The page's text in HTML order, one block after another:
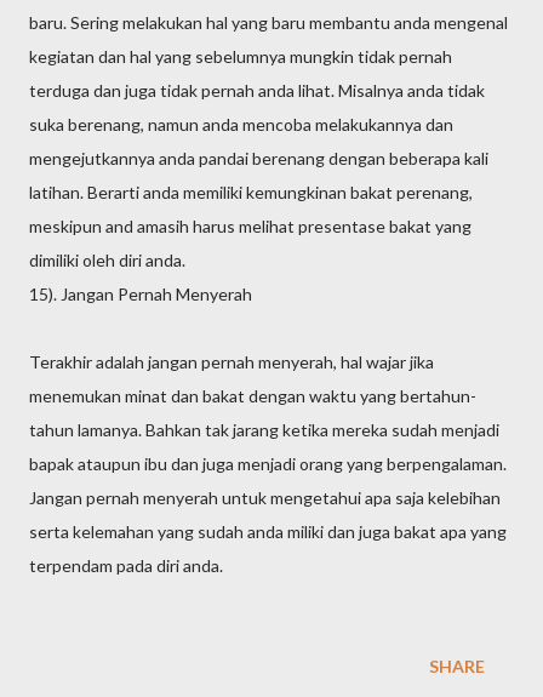
baru. Sering melakukan hal yang baru membantu anda mengenal
kegiatan dan hal yang sebelumnya mungkin tidak pernah
terduga dan juga tidak pernah anda lihat. Misalnya anda tidak
suka berenang, namun anda mencoba melakukannya dan
mengejutkannya anda pandai berenang dengan beberapa kali
latihan. Berarti anda memiliki kemungkinan bakat perenang,
meskipun and amasih harus melihat presentase bakat yang
dimiliki oleh diri anda.
15). Jangan Pernah Menyerah
Terakhir adalah jangan pernah menyerah, hal wajar jika
menemukan minat dan bakat dengan waktu yang bertahun-
tahun lamanya. Bahkan tak jarang ketika mereka sudah menjadi
bapak ataupun ibu dan juga menjadi orang yang berpengalaman.
Jangan pernah menyerah untuk mengetahui apa saja kelebihan
serta kelemahan yang sudah anda miliki dan juga bakat apa yang
terpendam pada diri anda.
SHARE